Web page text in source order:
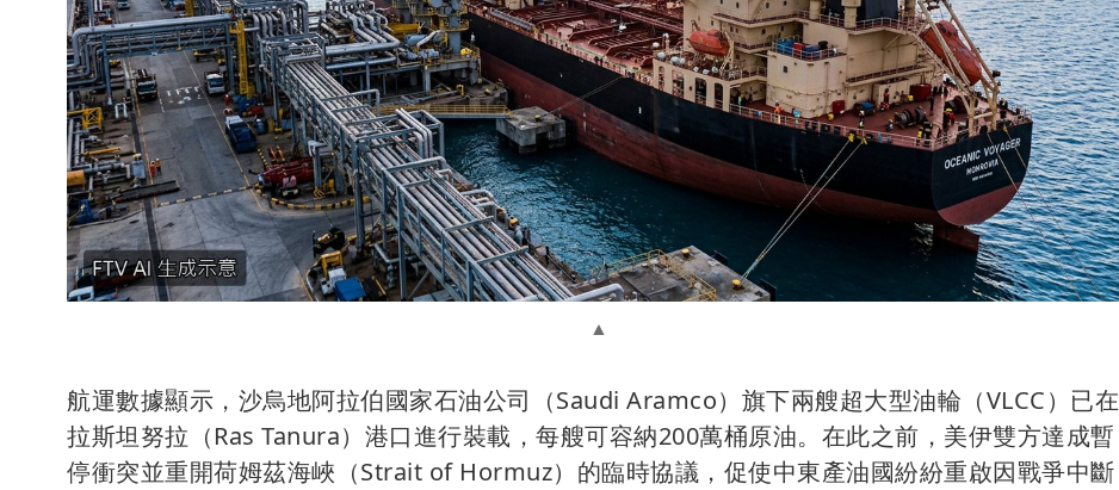
航運數據顯示，沙烏地阿拉伯國家石油公司（Saudi Aramco）旗下兩艘超大型油輪（VLCC）已在
拉斯坦努拉（Ras Tanura）港口進行裝載，每艘可容納200萬桶原油。在此之前，美伊雙方達成暫
停衝突並重開荷姆茲海峽（Strait of Hormuz）的臨時協議，促使中東產油國紛紛重啟因戰爭中斷